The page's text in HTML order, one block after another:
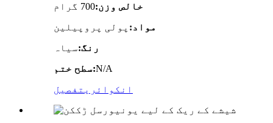
خالص وزن:700 گرام
مواد: پولی پروپیلین
رنگ:سیاہ
سطح ختم:N/A
انکوائری تفصیل